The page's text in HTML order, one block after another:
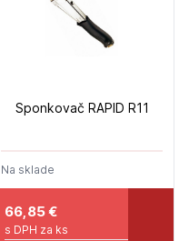
Sponkovač RAPID R11
Na sklade
66,85€
s DPH za ks